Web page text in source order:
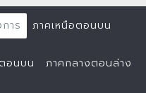
าร ภาคเหนือตอนบน
อนบน ภาคกลางตอนล่าง